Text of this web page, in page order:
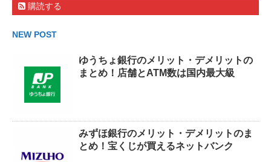
購読する
NEW POST
ゆうちょ銀行のメリット・デメリットの
まとめ！店舗とATM数は国内最大級
みずほ銀行のメリット・デメリットのま
とめ！宝くじが買えるネットバンク